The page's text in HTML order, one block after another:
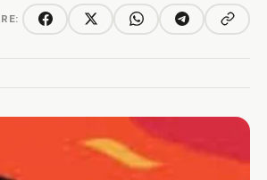
FacebookTwitter/XWhatsAppTelegramCopy link